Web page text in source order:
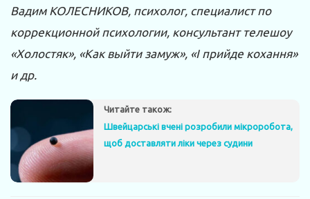
Вадим КОЛЕСНИКОВ, психолог, специалист по
коррекционной психологии, консультант телешоу
«Холостяк», «Как выйти замуж», «І прийде кохання»
и др.
Читайте також:
Швейцарські вчені розробили мікроробота,
щоб доставляти ліки через судини